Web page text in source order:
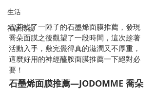
生活
神話傳說
雪莉找了一陣子的石墨烯面膜推薦，發現
喬朵面膜之後觀望了一段時間，這次趁著
活動入手，敷完覺得真的滋潤又不厚重，
這麼好用的神經醯胺面膜推薦一下絕對必
要！
石墨烯面膜推薦—JODOMME 喬朵